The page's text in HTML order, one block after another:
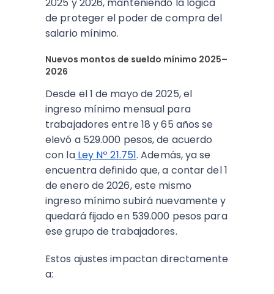
de proteger el poder de compra del
salario mínimo.​
Nuevos montos de sueldo mínimo 2025–
2026
Desde el 1 de mayo de 2025, el
ingreso mínimo mensual para
trabajadores entre 18 y 65 años se
elevó a 529.000 pesos, de acuerdo
con la Ley Nº 21.751. Además, ya se
encuentra definido que, a contar del 1
de enero de 2026, este mismo
ingreso mínimo subirá nuevamente y
quedará fijado en 539.000 pesos para
ese grupo de trabajadores.​
Estos ajustes impactan directamente
a: